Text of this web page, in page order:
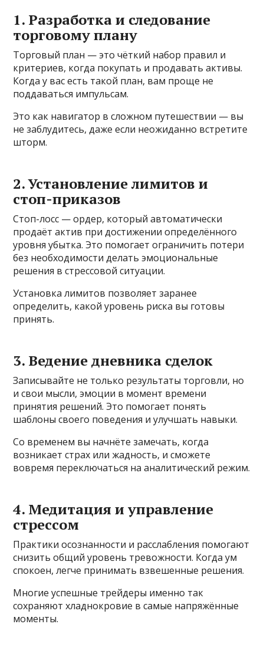
1. Разработка и следование
торговому плану
Торговый план — это чёткий набор правил и
критериев, когда покупать и продавать активы.
Когда у вас есть такой план, вам проще не
поддаваться импульсам.
Это как навигатор в сложном путешествии — вы
не заблудитесь, даже если неожиданно встретите
шторм.
2. Установление лимитов и
стоп-приказов
Стоп-лосс — ордер, который автоматически
продаёт актив при достижении определённого
уровня убытка. Это помогает ограничить потери
без необходимости делать эмоциональные
решения в стрессовой ситуации.
Установка лимитов позволяет заранее
определить, какой уровень риска вы готовы
принять.
3. Ведение дневника сделок
Записывайте не только результаты торговли, но
и свои мысли, эмоции в момент времени
принятия решений. Это помогает понять
шаблоны своего поведения и улучшать навыки.
Со временем вы начнёте замечать, когда
возникает страх или жадность, и сможете
вовремя переключаться на аналитический режим.
4. Медитация и управление
стрессом
Практики осознанности и расслабления помогают
снизить общий уровень тревожности. Когда ум
спокоен, легче принимать взвешенные решения.
Многие успешные трейдеры именно так
сохраняют хладнокровие в самые напряжённые
моменты.